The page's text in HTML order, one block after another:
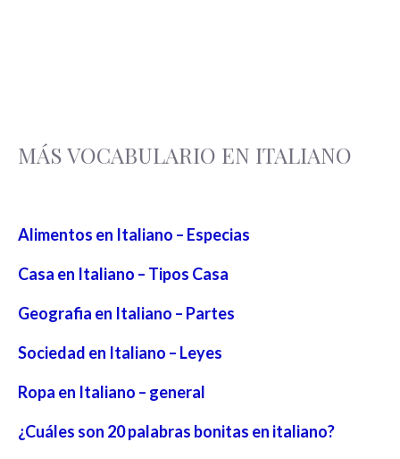
MÁS VOCABULARIO EN ITALIANO
Alimentos en Italiano – Especias
Casa en Italiano – Tipos Casa
Geografia en Italiano – Partes
Sociedad en Italiano – Leyes
Ropa en Italiano – general
¿Cuáles son 20 palabras bonitas en italiano?